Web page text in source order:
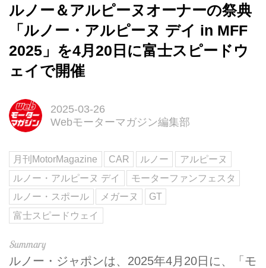
ルノー＆アルピーヌオーナーの祭典
「ルノー・アルピーヌ デイ in MFF
2025」を4月20日に富士スピードウ
ェイで開催
2025-03-26
Webモーターマガジン編集部
月刊MotorMagazine CAR ルノー
アルピーヌ
ルノー・アルピーヌ デイ
モーターファンフェスタ
ルノー・スポール
メガーヌ
GT
富士スピードウェイ
ルノー・ジャポンは、2025年4月20日に、「モ